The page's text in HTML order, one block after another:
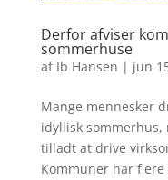
Derfor afviser
sommerhuse
af Ib Hansen | jun
Mange mennesker
idyllisk sommerhus,
tilladt at drive
Kommuner har